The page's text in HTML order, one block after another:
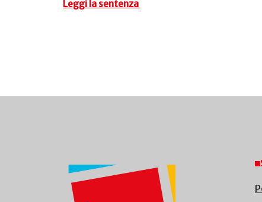
Leggi la sentenza